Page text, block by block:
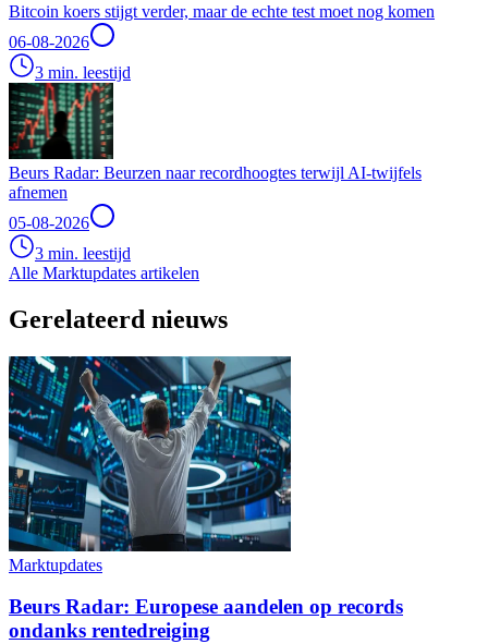
Bitcoin koers stijgt verder, maar de echte test moet nog komen
06-08-2026
3 min. leestijd
Beurs Radar: Beurzen naar recordhoogtes terwijl AI-twijfels
afnemen
05-08-2026
3 min. leestijd
Alle Marktupdates artikelen
Gerelateerd nieuws
Marktupdates
Beurs Radar: Europese aandelen op records
ondanks rentedreiging